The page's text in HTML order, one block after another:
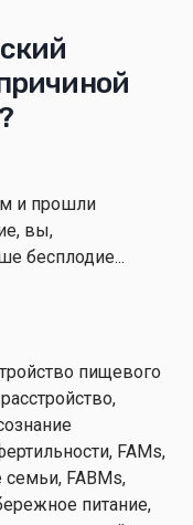
и прошли
вы,
бесплодие...